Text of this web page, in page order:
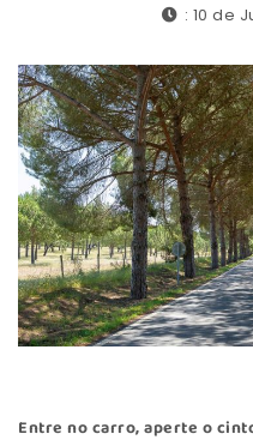
: 10 de
Entre no carro, aperte o